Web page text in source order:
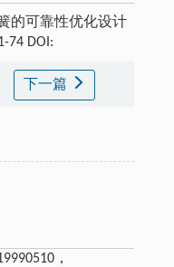
的可靠性优化设计
74 DOI:
下一篇
，